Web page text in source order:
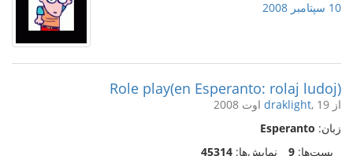
10 سپتامبر 2008
Role play(en Esperanto: rolaj ludoj)
از draklight, 19 اوت 2008
زبان: Esperanto
پست‌ها: 9 نمایش‌ها: 45314